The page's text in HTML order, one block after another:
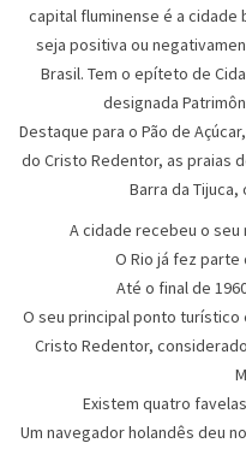
capital fluminense é a cidade
seja positiva ou
Brasil. Tem o epíteto de
designada
Destaque para o Pão de
do Cristo Redentor, as praias
Barra da Tijuca,
A cidade recebeu o seu
O Rio já fez parte
Até o final de
O seu principal ponto
Cristo Redentor,
Existem quatro
Um navegador holandês deu